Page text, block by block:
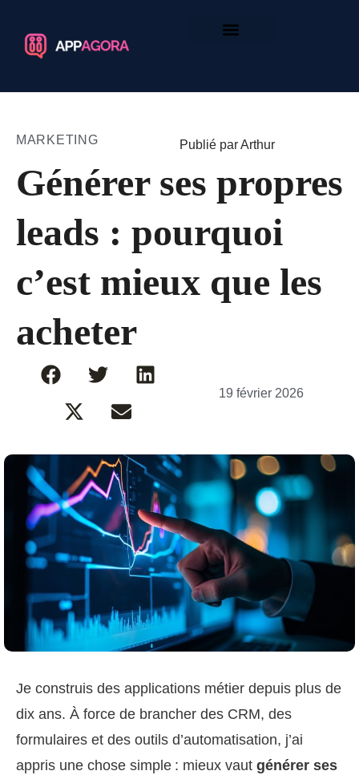
MARKETING Publié par Arthur
Générer ses propres
leads : pourquoi
c’est mieux que les
acheter
19 février 2026
Je construis des applications métier depuis plus de
dix ans. À force de brancher des CRM, des
formulaires et des outils d’automatisation, j’ai
appris une chose simple : mieux vaut générer ses